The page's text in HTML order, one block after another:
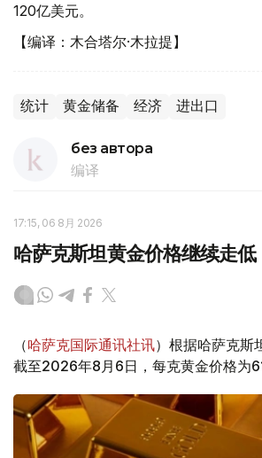
120亿美元。
【编译：木合塔尔·木拉提】
统计 黄金储备 经济 进出口
без автора
编译
17:15, 06 8月 2026
哈萨克斯坦黄金价格继续走低
（哈萨克国际通讯社讯）根据哈萨克斯
截至2026年8月6日，每克黄金价格为